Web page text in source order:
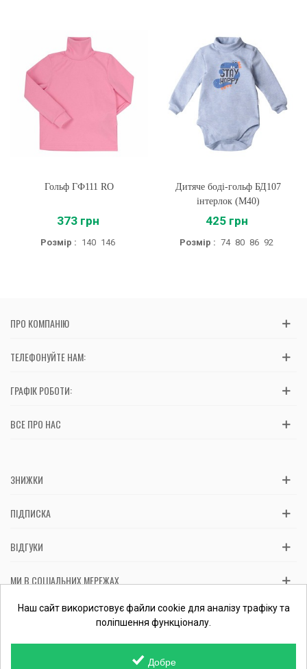
Гольф ГФ111 RO
373 грн
Розмір : 140 146
Дитяче боді-гольф БД107
інтерлок (M40)
425 грн
Розмір : 74 80 86 92
ПРО КОМПАНІЮ
ТЕЛЕФОНУЙТЕ НАМ:
ГРАФІК РОБОТИ:
ВСЕ ПРО НАС
ЗНИЖКИ
ПІДПИСКА
ВІДГУКИ
МИ В СОЦІАЛЬНИХ МЕРЕЖАХ
Вас обслуговує: ФОП Косташ С.І., номер запису в ЄДР 2 673 000
0000 057597 від 06.01.2017.Перевірити ФОП
Наш сайт використовує файли cookie для аналізу трафіку та
поліпшення функціоналу.
Добре